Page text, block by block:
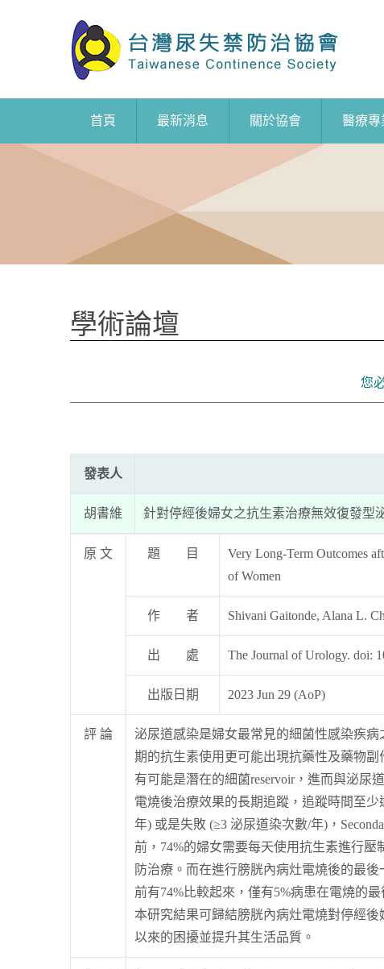
首頁 最新消息 關於協會 醫療專
學術論壇
您
發表人
胡書維 針對停經後婦女之抗生素治療無效復發型
原 文 題 目
Very Long-Term Outcomes
of Women
作 者 Shivani Gaitonde, Alana L.
出 處 The Journal of Urology. doi:
出版日期 2023 Jun 29 (AoP)
評 論
泌尿道感染是婦女最常見的細菌性感染疾
期的抗生素使用更可能出現抗藥性及藥物
有可能是潛在的細菌reservoir，進而與泌
電燒後治療效果的長期追蹤，追蹤時間至少
年) 或是失敗 (≥3 泌尿道染次數/年)，
前，74%的婦女需要每天使用抗生素進行壓
防治療。而在進行膀胱內病灶電燒後的最
前有74%比較起來，僅有5%病患在電燒的
本研究結果可歸結膀胱內病灶電燒對停經
以來的困擾並提升其生活品質。